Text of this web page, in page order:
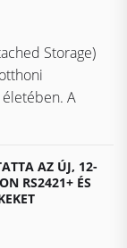
Storage)
A
AZ ÚJ, 12-
RS2421+ ÉS